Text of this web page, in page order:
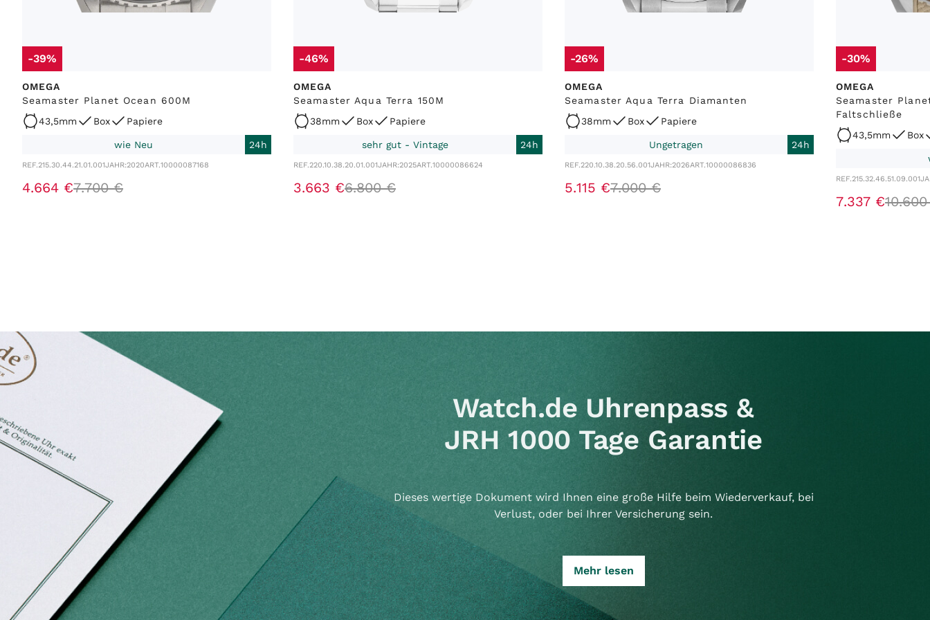
-39%
OMEGA
Seamaster Planet Ocean 600M
43,5mm
Box Papiere
wie Neu 24h
REF.215.30.44.21.01.001JAHR:2020ART.10000087168
4.664 €7.700 €
-46%
OMEGA
Seamaster Aqua Terra 150M
38mm
Box Papiere
sehr gut - Vintage 24h
REF.220.10.38.20.01.001JAHR:2025ART.10000086624
3.663 €6.800 €
-26%
OMEGA
Seamaster Aqua Terra Diamanten
38mm
Box Papiere
Ungetragen 24h
REF.220.10.38.20.56.001JAHR:2026ART.10000086836
5.115 €7.000 €
-30%
OMEGA
Seamaster
Faltschließe
43,5mm
Box
REF.215.32.46.51.09.001
7.337 €10.600
Watch.de Uhrenpass &
JRH 1000 Tage Garantie
Dieses wertige Dokument wird Ihnen eine große Hilfe beim Wiederverkauf, bei
Verlust, oder bei Ihrer Versicherung sein.
Mehr lesen